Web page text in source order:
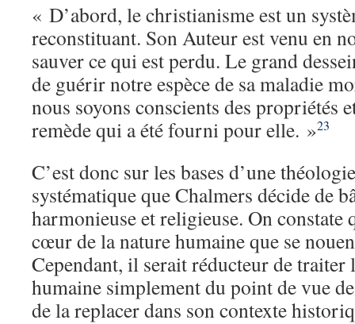
« D’abord, le christianisme est un
reconstituant. Son Auteur est venu en
sauver ce qui est perdu. Le grand
de guérir notre espèce de sa maladie
nous soyons conscients des propriétés
remède qui a été fourni pour elle. »23
C’est donc sur les bases d’une
systématique que Chalmers décide de
harmonieuse et religieuse. On constate
cœur de la nature humaine que se
Cependant, il serait réducteur de traiter
humaine simplement du point de vue
de la replacer dans son contexte